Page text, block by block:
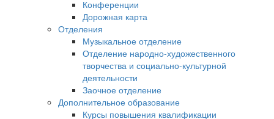
Конференции
Дорожная карта
Отделения
Музыкальное отделение
Отделение народно-художественного
творчества и социально-культурной
деятельности
Заочное отделение
Дополнительное образование
Курсы повышения квалификации